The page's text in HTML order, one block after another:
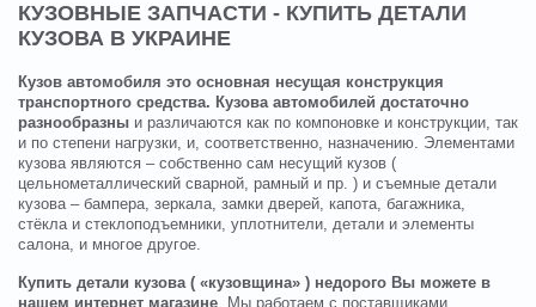
КУЗОВНЫЕ ЗАПЧАСТИ - КУПИТЬ ДЕТАЛИ
КУЗОВА В УКРАИНЕ
Кузов автомобиля это основная несущая конструкция
транспортного средства. Кузова автомобилей достаточно
разнообразны и различаются как по компоновке и конструкции, так
и по степени нагрузки, и, соответственно, назначению. Элементами
кузова являются – собственно сам несущий кузов (
цельнометаллический сварной, рамный и пр. ) и съемные детали
кузова – бампера, зеркала, замки дверей, капота, багажника,
стёкла и стеклоподъемники, уплотнители, детали и элементы
салона, и многое другое.
Купить детали кузова ( «кузовщина» ) недорого Вы можете в